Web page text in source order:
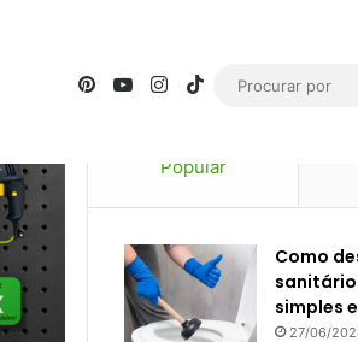
PinterestYouTubeInstagram
TikTok
Popular
Como
simples
27/06/